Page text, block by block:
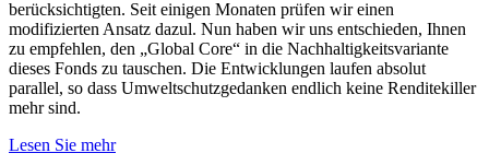
berücksichtigten. Seit einigen Monaten prüfen wir einen
modifizierten Ansatz dazul. Nun haben wir uns entschieden, Ihnen
zu empfehlen, den „Global Core“ in die Nachhaltigkeitsvariante
dieses Fonds zu tauschen. Die Entwicklungen laufen absolut
parallel, so dass Umweltschutzgedanken endlich keine Renditekiller
mehr sind.
Lesen Sie mehr